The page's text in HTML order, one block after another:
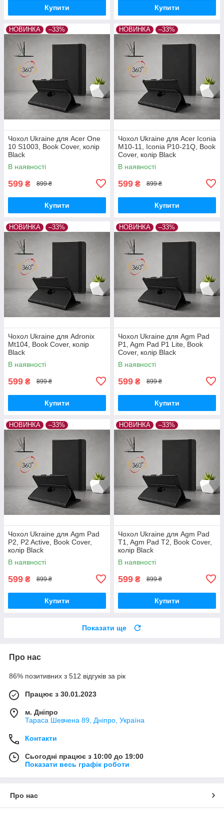
Купити Купити
НОВИНКА –33%
Чохол Ukraine для Acer One
10 S1003, Book Cover, колір
Black
В наявності
599 ₴ 899 ₴
Купити
НОВИНКА –33%
Чохол Ukraine для Acer Iconia
M10-11, Iconia P10-21Q, Book
Cover, колір Black
В наявності
599 ₴ 899 ₴
Купити
НОВИНКА –33%
Чохол Ukraine для Adronix
Mt104, Book Cover, колір
Black
В наявності
599 ₴ 899 ₴
Купити
НОВИНКА –33%
Чохол Ukraine для Agm Pad
P1, Agm Pad P1 Lite, Book
Cover, колір Black
В наявності
599 ₴ 899 ₴
Купити
НОВИНКА –33%
Чохол Ukraine для Agm Pad
P2, P2 Active, Book Cover,
колір Black
В наявності
599 ₴ 899 ₴
Купити
НОВИНКА –33%
Чохол Ukraine для Agm Pad
T1, Agm Pad T2, Book Cover,
колір Black
В наявності
599 ₴ 899 ₴
Купити
Показати ще
Про нас
86% позитивних з 512 відгуків за рік
Працює з 30.01.2023
м. Дніпро
Тараса Шевчена 89, Дніпро, Україна
Контакти
Сьогодні працює з 10:00 до 19:00
Показати весь графік роботи
Про нас